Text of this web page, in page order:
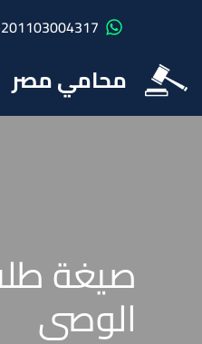
201103004317+
محامي مصر
صيغة
الوصى